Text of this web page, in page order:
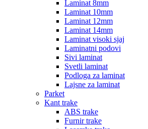
Laminat 8mm
Laminat 10mm
Laminat 12mm
Laminat 14mm
Laminat visoki sjaj
Laminatni podovi
Sivi laminat
Svetli laminat
Podloga za laminat
Lajsne za laminat
Parket
Kant trake
ABS trake
Furnir trake